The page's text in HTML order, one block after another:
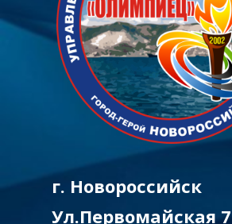
г. Новороссийск
Ул.Первомайская 7